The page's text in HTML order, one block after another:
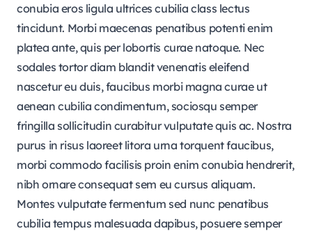
conubia eros ligula ultrices cubilia class lectus
tincidunt. Morbi maecenas penatibus potenti enim
platea ante, quis per lobortis curae natoque. Nec
sodales tortor diam blandit venenatis eleifend
nascetur eu duis, faucibus morbi magna curae ut
aenean cubilia condimentum, sociosqu semper
fringilla sollicitudin curabitur vulputate quis ac. Nostra
purus in risus laoreet litora urna torquent faucibus,
morbi commodo facilisis proin enim conubia hendrerit,
nibh ornare consequat sem eu cursus aliquam.
Montes vulputate fermentum sed nunc penatibus
cubilia tempus malesuada dapibus, posuere semper